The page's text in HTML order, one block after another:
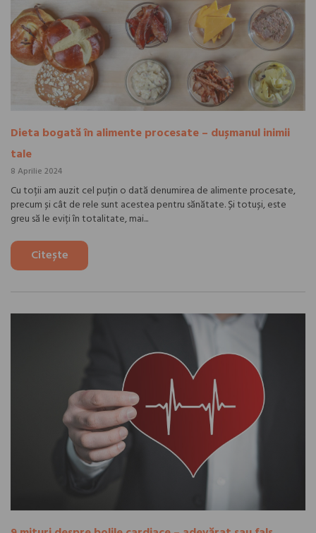
Dieta bogată în alimente procesate – dușmanul inimii
tale
8 Aprilie 2024
Cu toții am auzit cel puțin o dată denumirea de alimente procesate,
precum și cât de rele sunt acestea pentru sănătate. Și totuși, este
greu să le eviți în totalitate, mai...
Citește